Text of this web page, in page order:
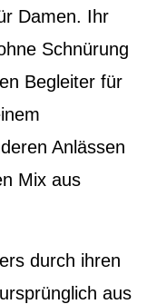
Damen. Ihr
Schnürung
Begleiter für
Anlässen
Mix aus
durch ihren
aus